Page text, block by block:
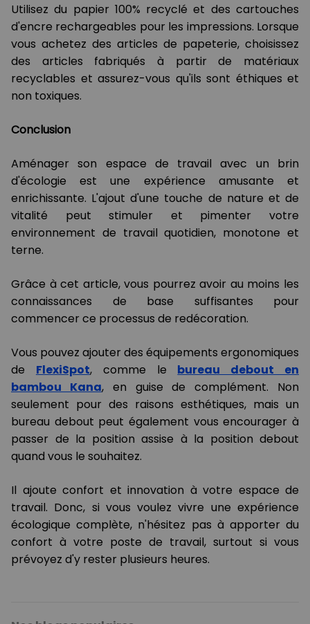
Utilisez du papier 100% recyclé et des cartouches
d'encre rechargeables pour les impressions. Lorsque
vous achetez des articles de papeterie, choisissez
des articles fabriqués à partir de matériaux
recyclables et assurez-vous qu'ils sont éthiques et
non toxiques.
Conclusion
Aménager son espace de travail avec un brin
d'écologie est une expérience amusante et
enrichissante. L'ajout d'une touche de nature et de
vitalité peut stimuler et pimenter votre
environnement de travail quotidien, monotone et
terne.
Grâce à cet article, vous pourrez avoir au moins les
connaissances de base suffisantes pour
commencer ce processus de redécoration.
Vous pouvez ajouter des équipements ergonomiques
de FlexiSpot, comme le bureau debout en
bambou Kana, en guise de complément. Non
seulement pour des raisons esthétiques, mais un
bureau debout peut également vous encourager à
passer de la position assise à la position debout
quand vous le souhaitez.
Il ajoute confort et innovation à votre espace de
travail. Donc, si vous voulez vivre une expérience
écologique complète, n'hésitez pas à apporter du
confort à votre poste de travail, surtout si vous
prévoyez d'y rester plusieurs heures.